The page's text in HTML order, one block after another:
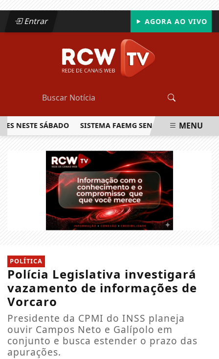
Entrar AGORA AO VIVO
SÁBADO SISTEMA FAEMG SENAR LANÇA O PRIMEIRO
MENU
POLÍTICA
Polícia Legislativa investigará
vazamento de informações de
Vorcaro
Presidente da CPMI do INSS planeja
ouvir Campos Neto e Galípolo em
conjunto e busca estender o prazo das
apurações.